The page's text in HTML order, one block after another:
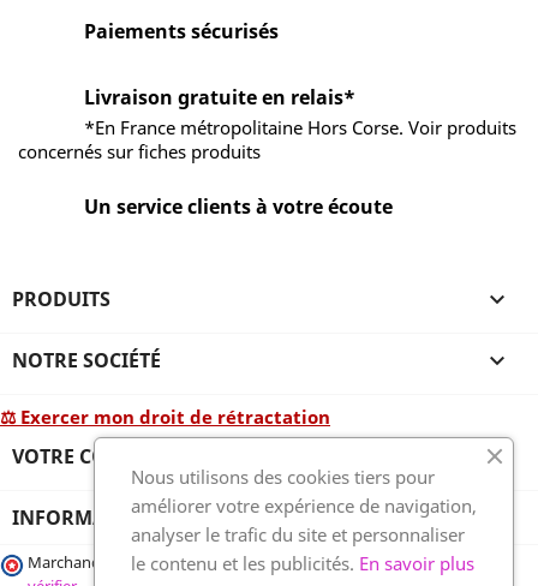
Paiements sécurisés
Livraison gratuite en relais*
*En France métropolitaine Hors Corse. Voir produits
concernés sur fiches produits
Un service clients à votre écoute
PRODUITS 
NOTRE SOCIÉTÉ 
⚖ Exercer mon droit de rétractation
VOTRE COMPTE 
INFORMATIONS
Marchand approuvé par la Société des Avis Garantis,cliquez ici pour
Nous utilisons des cookies tiers pour
améliorer votre expérience de navigation,
analyser le trafic du site et personnaliser
le contenu et les publicités. En savoir plus